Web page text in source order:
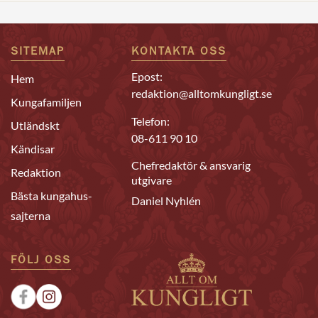
SITEMAP
Hem
Kungafamiljen
Utländskt
Kändisar
Redaktion
Bästa kungahus-
sajterna
KONTAKTA OSS
Epost:
redaktion@alltomkungligt.se
Telefon:
08-611 90 10
Chefredaktör & ansvarig
utgivare
Daniel Nyhlén
FÖLJ OSS